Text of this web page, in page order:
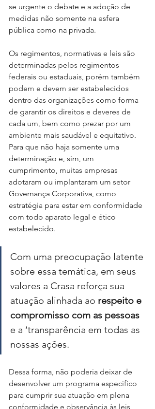
se urgente o debate e a adoção de
medidas não somente na esfera
pública como na privada.
Os regimentos, normativas e leis são
determinadas pelos regimentos
federais ou estaduais, porém também
podem e devem ser estabelecidos
dentro das organizações como forma
de garantir os direitos e deveres de
cada um, bem como prezar por um
ambiente mais saudável e equitativo.
Para que não haja somente uma
determinação e, sim, um
cumprimento, muitas empresas
adotaram ou implantaram um setor
Governança Corporativa, como
estratégia para estar em conformidade
com todo aparato legal e ético
estabelecido.
Com uma preocupação latente
sobre essa temática, em seus
valores a Crasa reforça sua
atuação alinhada ao respeito e
compromisso com as pessoas
e a ‘transparência em todas as
nossas ações.
Dessa forma, não poderia deixar de
desenvolver um programa específico
para cumprir sua atuação em plena
conformidade e observância às leis,